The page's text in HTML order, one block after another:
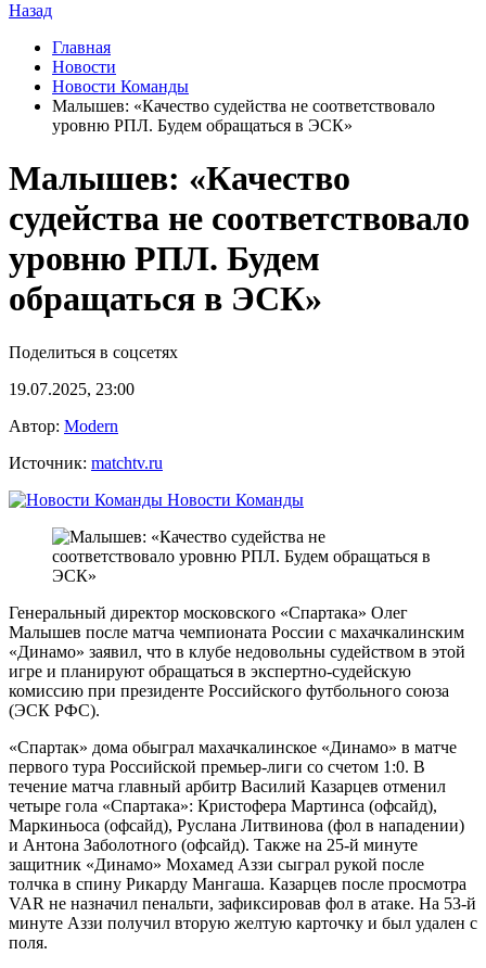
Назад
Главная
Новости
Новости Команды
Малышев: «Качество судейства не соответствовало
уровню РПЛ. Будем обращаться в ЭСК»
Малышев: «Качество
судейства не соответствовало
уровню РПЛ. Будем
обращаться в ЭСК»
Поделиться в соцсетях
19.07.2025, 23:00
Автор: Modern
Источник: matchtv.ru
Новости Команды
Генеральный директор московского «Спартака» Олег
Малышев после матча чемпионата России с махачкалинским
«Динамо» заявил, что в клубе недовольны судейством в этой
игре и планируют обращаться в экспертно‑судейскую
комиссию при президенте Российского футбольного союза
(ЭСК РФС).
«Спартак» дома обыграл махачкалинское «Динамо» в матче
первого тура Российской премьер‑лиги со счетом 1:0. В
течение матча главный арбитр Василий Казарцев отменил
четыре гола «Спартака»: Кристофера Мартинса (офсайд),
Маркиньоса (офсайд), Руслана Литвинова (фол в нападении)
и Антона Заболотного (офсайд). Также на 25‑й минуте
защитник «Динамо» Мохамед Аззи сыграл рукой после
толчка в спину Рикарду Мангаша. Казарцев после просмотра
VAR не назначил пенальти, зафиксировав фол в атаке. На 53‑й
минуте Аззи получил вторую желтую карточку и был удален с
поля.